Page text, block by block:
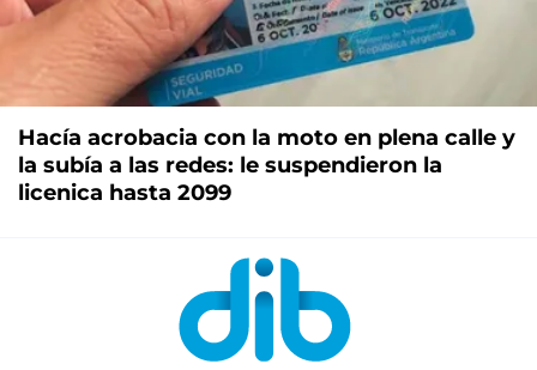
Hacía acrobacia con la moto en plena calle y
la subía a las redes: le suspendieron la
licenica hasta 2099